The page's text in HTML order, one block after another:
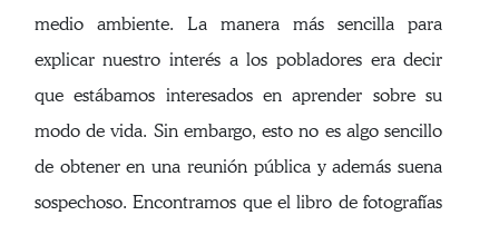
medio ambiente. La manera más sencilla para
explicar nuestro interés a los pobladores era decir
que estábamos interesados en aprender sobre su
modo de vida. Sin embargo, esto no es algo sencillo
de obtener en una reunión pública y además suena
sospechoso. Encontramos que el libro de fotografías